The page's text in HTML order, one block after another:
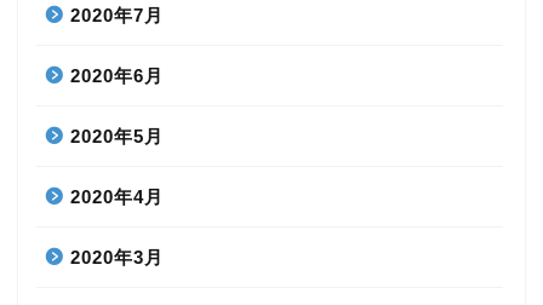
2020年7月
2020年6月
2020年5月
2020年4月
2020年3月